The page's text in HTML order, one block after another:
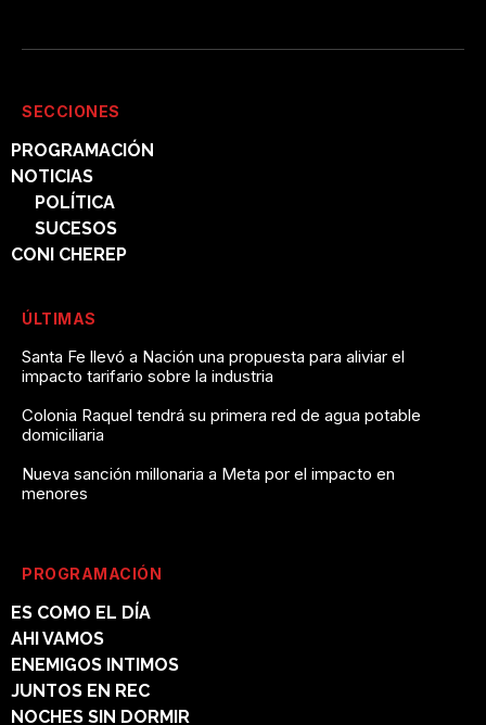
SECCIONES
PROGRAMACIÓN
NOTICIAS
POLÍTICA
SUCESOS
CONI CHEREP
ÚLTIMAS
Santa Fe llevó a Nación una propuesta para aliviar el
impacto tarifario sobre la industria
Colonia Raquel tendrá su primera red de agua potable
domiciliaria
Nueva sanción millonaria a Meta por el impacto en
menores
PROGRAMACIÓN
ES COMO EL DÍA
AHI VAMOS
ENEMIGOS INTIMOS
JUNTOS EN REC
NOCHES SIN DORMIR